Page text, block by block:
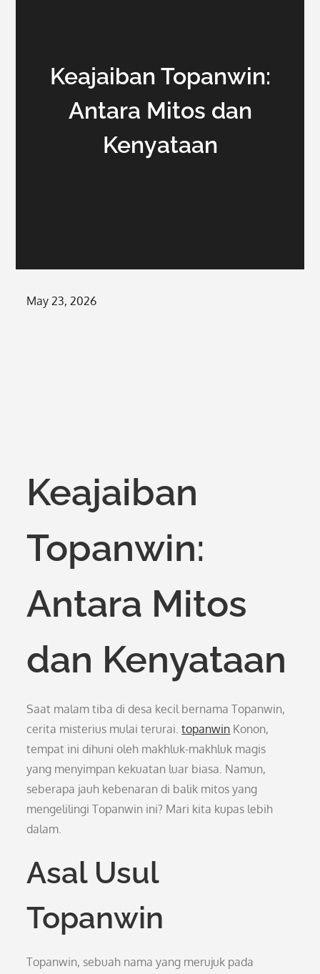
Keajaiban Topanwin:
Antara Mitos dan
Kenyataan
Posted
May 23, 2026
Keajaiban
Topanwin:
Antara Mitos
dan Kenyataan
Saat malam tiba di desa kecil bernama Topanwin,
cerita misterius mulai terurai.topanwin Konon,
tempat ini dihuni oleh makhluk-makhluk magis
yang menyimpan kekuatan luar biasa. Namun,
seberapa jauh kebenaran di balik mitos yang
mengelilingi Topanwin ini? Mari kita kupas lebih
dalam.
Asal Usul
Topanwin
Topanwin, sebuah nama yang merujuk pada